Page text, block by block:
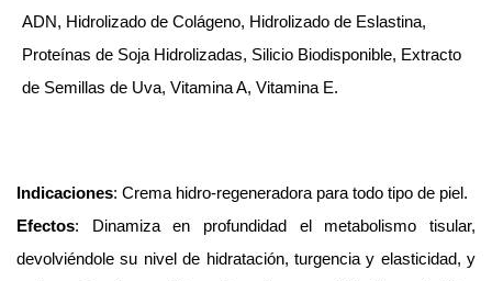
ADN, Hidrolizado de Colágeno, Hidrolizado de Eslastina,
Proteínas de Soja Hidrolizadas, Silicio Biodisponible, Extracto
de Semillas de Uva, Vitamina A, Vitamina E.
Indicaciones: Crema hidro-regeneradora para todo tipo de piel.
Efectos: Dinamiza en profundidad el metabolismo tisular,
devolviéndole su nivel de hidratación, turgencia y elasticidad, y